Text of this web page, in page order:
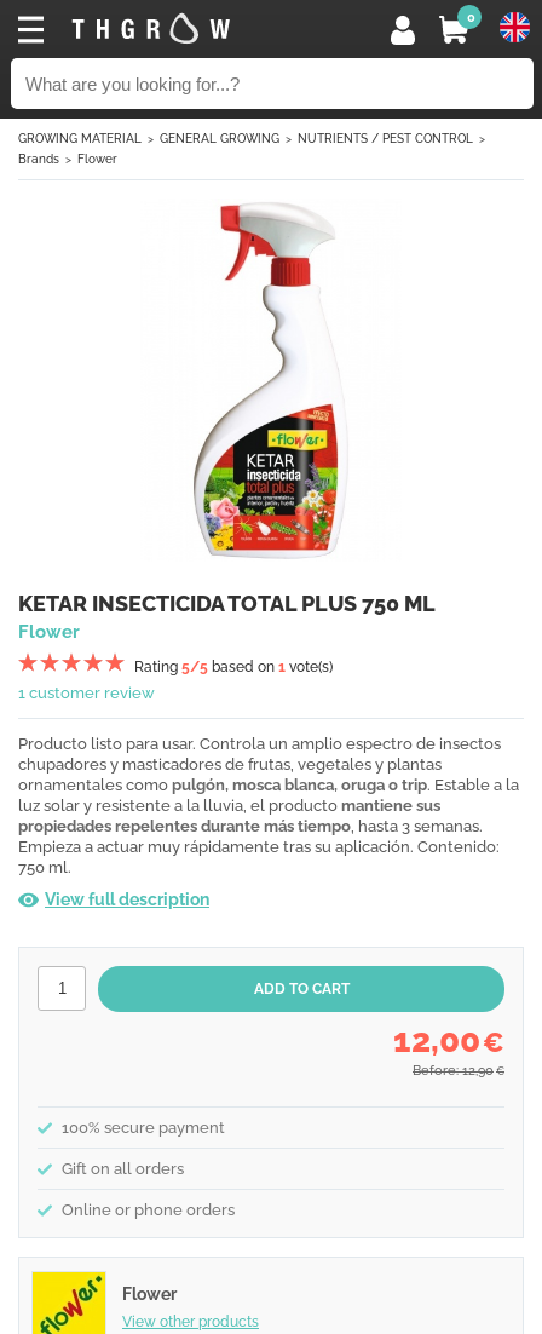
0
GROWING MATERIAL GENERAL GROWING
NUTRIENTS / PEST CONTROL
Brands
Flower
KETAR INSECTICIDA TOTAL PLUS 750 ML
Flower
Rating 5/5 based on 1 vote(s)
1 customer review
Producto listo para usar. Controla un amplio espectro de insectos
chupadores y masticadores de frutas, vegetales y plantas
ornamentales como pulgón, mosca blanca, oruga o trip. Estable a la
luz solar y resistente a la lluvia, el producto mantiene sus
propiedades repelentes durante más tiempo, hasta 3 semanas.
Empieza a actuar muy rápidamente tras su aplicación. Contenido:
750 ml.
View full description
12,00€
Before: 12,90 €
100% secure payment
Gift on all orders
Online or phone orders
Flower
View other products